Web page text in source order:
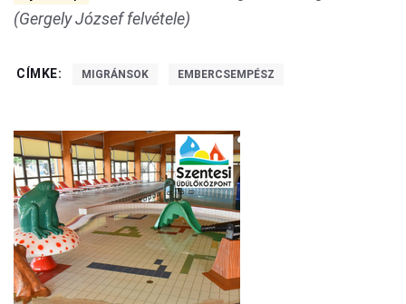
(Gergely József felvétele)
CÍMKE: MIGRÁNSOK EMBERCSEMPÉSZ